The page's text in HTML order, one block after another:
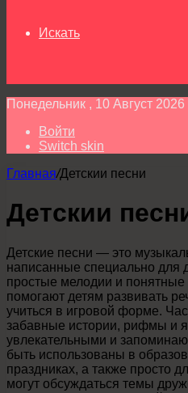
Искать
Понедельник , 10 Август 2026
Войти
Switch skin
Главная/Детскии песни
Детскии
Детские песни — это
написанные специально для
простые мелодии и
помогают детям развивать
учиться в игровой форме.
забавные истории, рифмы и
увлекательными и
быть использованы в
праздниках, а также просто
могут обсуждаться темы